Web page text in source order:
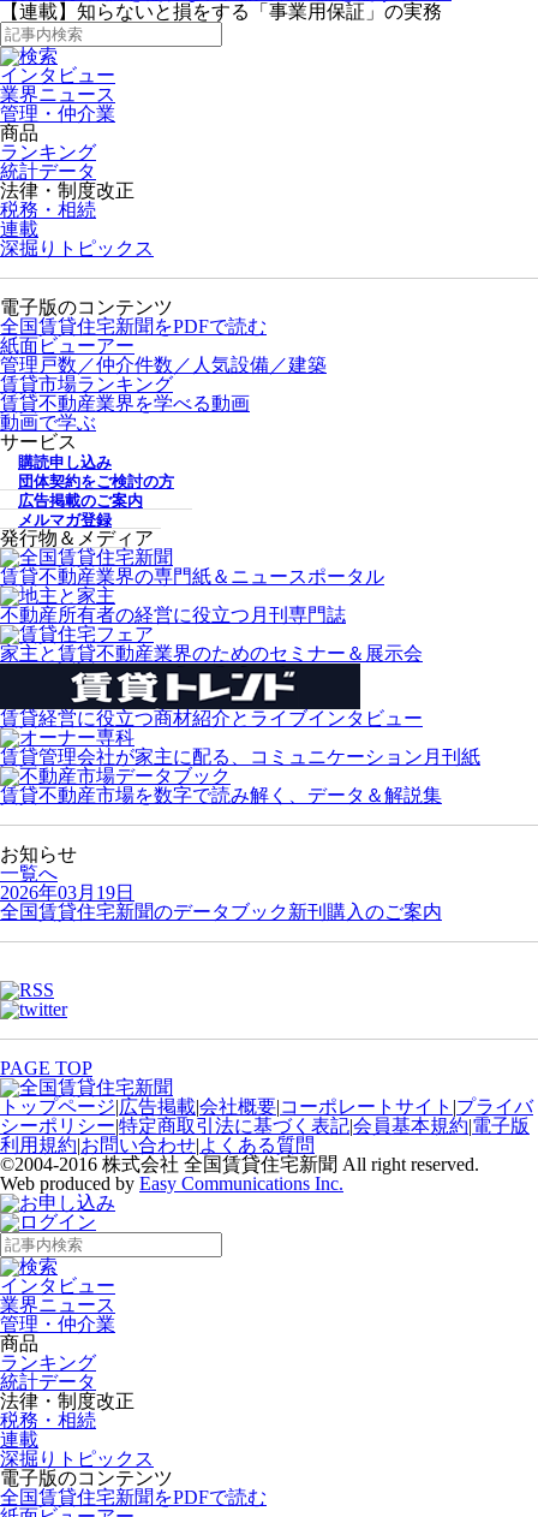
【連載】知らないと損をする「事業用保証」の実務
インタビュー
業界ニュース
管理・仲介業
商品
ランキング
統計データ
法律・制度改正
税務・相続
連載
深掘りトピックス
電子版のコンテンツ
全国賃貸住宅新聞をPDFで読む
紙面ビューアー
管理戸数／仲介件数／人気設備／建築
賃貸市場ランキング
賃貸不動産業界を学べる動画
動画で学ぶ
サービス
購読申し込み
団体契約をご検討の方
広告掲載のご案内
メルマガ登録
発行物＆メディア
賃貸不動産業界の専門紙＆ニュースポータル
不動産所有者の経営に役立つ月刊専門誌
家主と賃貸不動産業界のためのセミナー＆展示会
賃貸経営に役立つ商材紹介とライブインタビュー
賃貸管理会社が家主に配る、コミュニケーション月刊紙
賃貸不動産市場を数字で読み解く、データ＆解説集
お知らせ
一覧へ
2026年03月19日
全国賃貸住宅新聞のデータブック新刊購入のご案内
PAGE TOP
トップページ|広告掲載|会社概要|コーポレートサイト |プライバ
シーポリシー|特定商取引法に基づく表記|会員基本規約|電子版
利用規約|お問い合わせ|よくある質問
©2004-2016 株式会社 全国賃貸住宅新聞 All right reserved.
Web produced by Easy Communications Inc.
インタビュー
業界ニュース
管理・仲介業
商品
ランキング
統計データ
法律・制度改正
税務・相続
連載
深掘りトピックス
電子版のコンテンツ
全国賃貸住宅新聞をPDFで読む